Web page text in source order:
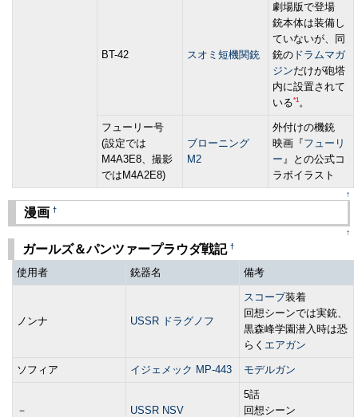
BT-42 スオミ短機関銃
劇場版で登場
銃本体は装備し
ていないが、同
銃の ドラムマガ
ジンだけが砲塔
内に設置されて
いる*1 。
フューリー号
(設定では
M4A3E8、撮影
ではM4A2E8)
ブローニング
M2
外付けの機銃
映画『フューリ
ー』との公式コ
ラボイラスト
↑
漫画 †
↑
ガールズ＆パンツァープラウダ戦記 †
使用者 銃器名 備考
ノンナ USSR ドラグノフ
スコープ装着
回想シーンでは実銃、
黒森峰学園潜入時は恐
らく エアガン
ソフィア イジェメック MP-443 モデルガン
－ USSR NSV
5話
回想シーン